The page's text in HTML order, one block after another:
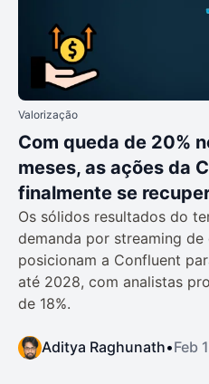
Valorização
Com queda de 20%
meses, as ações da
finalmente se
Os sólidos resultados do
demanda por streaming
posicionam a Confluent
até 2028, com analistas
de 18%.
Aditya Raghunath•Feb